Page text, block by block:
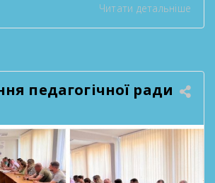
стали серцем творчих
конкурсів, активними
[…]
Читати детальніше
педагогічної ради